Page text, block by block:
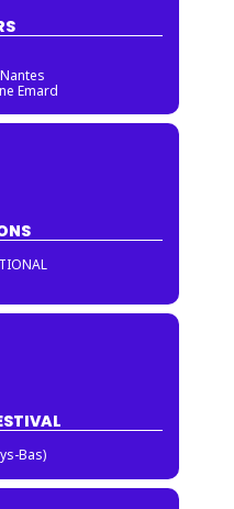
Emard
Bas)